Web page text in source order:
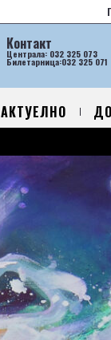
Контакт
Централа: 032 325 073
Билетарница:032 325 071
АКТУЕЛНО